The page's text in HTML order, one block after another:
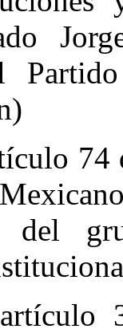
del